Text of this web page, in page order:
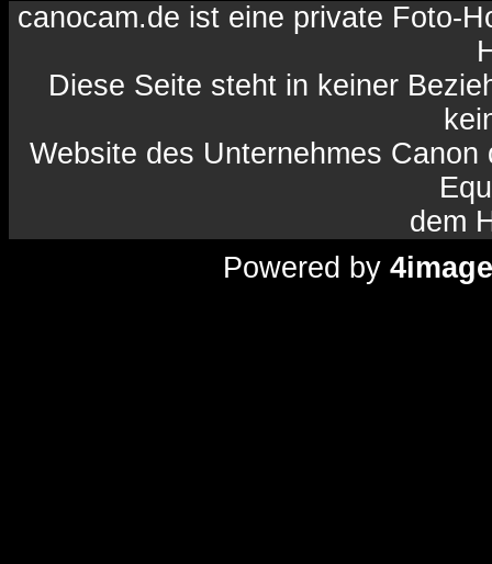
canocam.de ist eine private Foto-
Diese Seite steht in keiner
Website des Unternehmes
dem
Powered by